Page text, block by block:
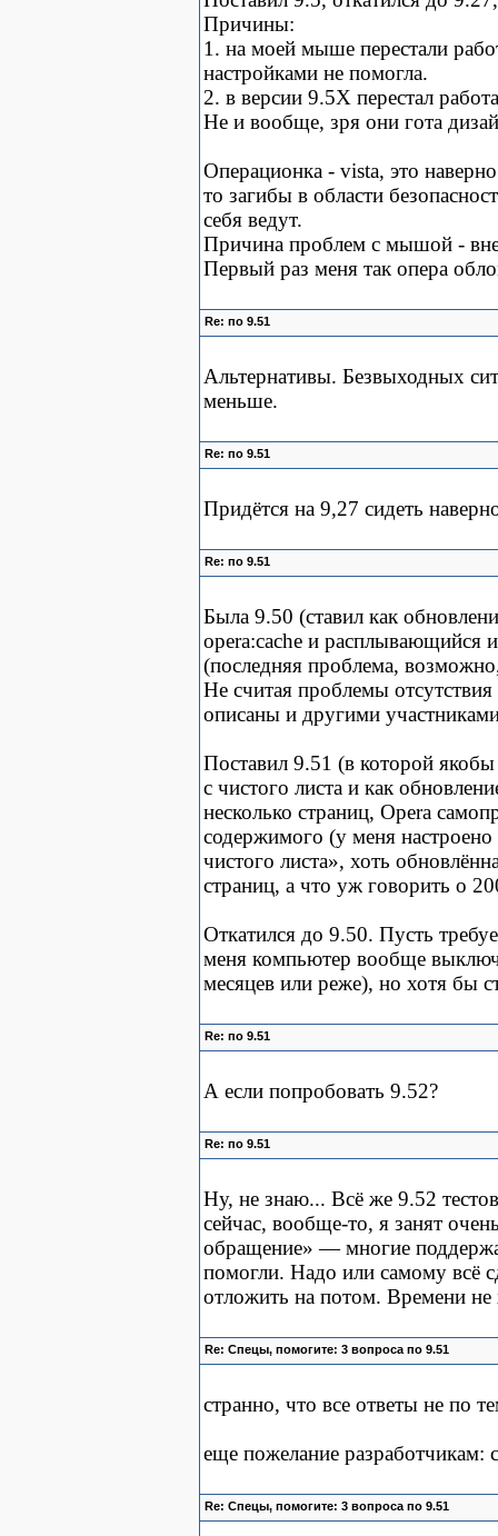
Причины:
1. на моей мыше перестали
настройками не помогла.
2. в версии 9.5X перестал
Не и вообще, зря они гота
Операционка - vista, это
то загибы в области
себя ведут.
Причина проблем с мышой -
Первый раз меня так опера
Re: по 9.51
Альтернативы. Безвыходных
меньше.
Re: по 9.51
Придётся на 9,27 сидеть
Re: по 9.51
Была 9.50 (ставил как
opera:cache и расплывающийся
(последняя проблема,
Не считая проблемы
описаны и другими
Поставил 9.51 (в которой
с чистого листа и как
несколько страниц, Opera
содержимого (у меня
чистого листа», хоть
страниц, а что уж говорить о
Откатился до 9.50. Пусть
меня компьютер вообще
месяцев или реже), но хотя бы
Re: по 9.51
А если попробовать 9.52?
Re: по 9.51
Ну, не знаю... Всё же 9.52
сейчас, вообще-то, я занят
обращение» — многие
помогли. Надо или самому всё
отложить на потом. Времени не
Re: Спецы, помогите: 3 вопроса по 9.51
странно, что все ответы не по
еще пожелание разработчикам:
Re: Спецы, помогите: 3 вопроса по 9.51